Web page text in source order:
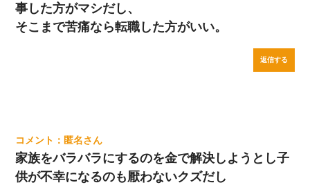
事した方がマシだし、
そこまで苦痛なら転職した方がいい。
返信する
匿名
家族をバラバラにするのを金で解決しようとし子
供が不幸になるのも厭わないクズだし